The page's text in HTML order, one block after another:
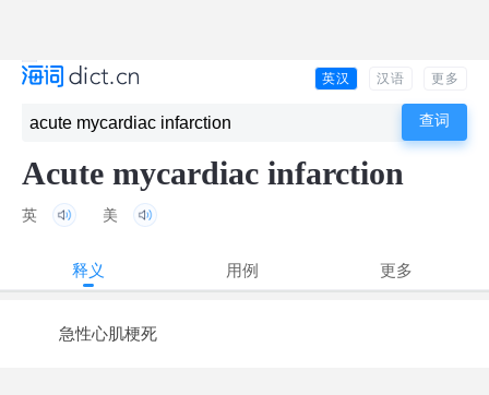
英汉 汉语 更多
Acute mycardiac infarction
英 美
释义 用例 更多
急性心肌梗死